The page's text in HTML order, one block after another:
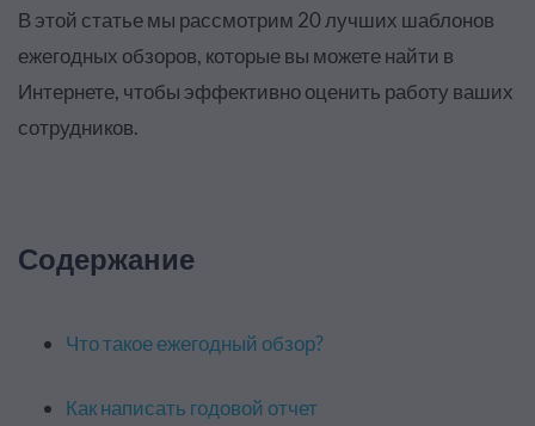
В этой статье мы рассмотрим 20 лучших шаблонов
ежегодных обзоров, которые вы можете найти в
Интернете, чтобы эффективно оценить работу ваших
сотрудников.
Содержание
Что такое ежегодный обзор?
Как написать годовой отчет